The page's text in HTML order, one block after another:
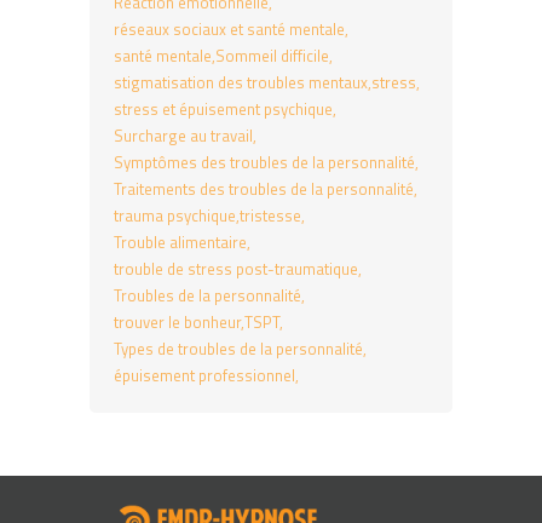
réseaux sociaux et santé mentale
santé mentale Sommeil difficile
stigmatisation des troubles mentaux stress
stress et épuisement psychique
Surcharge au travail
Symptômes des troubles de la personnalité
Traitements des troubles de la personnalité
trauma psychique tristesse
Trouble alimentaire
trouble de stress post-traumatique
Troubles de la personnalité
trouver le bonheurTSPT
Types de troubles de la personnalité
épuisement professionnel